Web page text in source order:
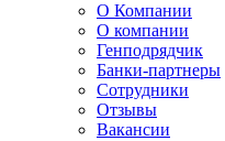
О Компании
О компании
Генподрядчик
Банки-партнеры
Сотрудники
Отзывы
Вакансии